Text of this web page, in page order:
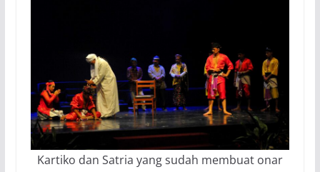
Kartiko dan Satria yang sudah membuat onar